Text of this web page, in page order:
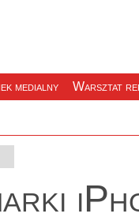
medialny Warsztat